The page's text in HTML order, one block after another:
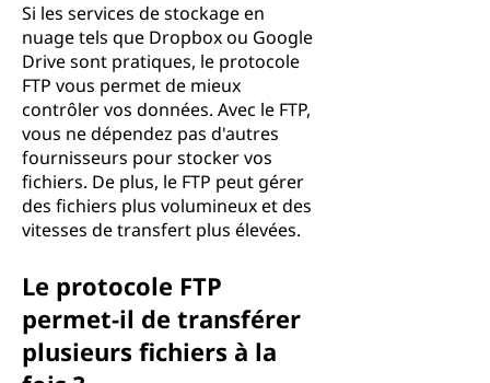
Si les services de stockage en
nuage tels que Dropbox ou Google
Drive sont pratiques, le protocole
FTP vous permet de mieux
contrôler vos données. Avec le FTP,
vous ne dépendez pas d'autres
fournisseurs pour stocker vos
fichiers. De plus, le FTP peut gérer
des fichiers plus volumineux et des
vitesses de transfert plus élevées.
Le protocole FTP
permet-il de transférer
plusieurs fichiers à la